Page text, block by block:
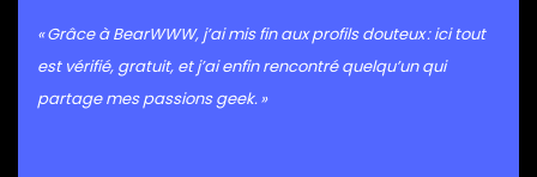
« Grâce à BearWWW, j’ai mis fin aux profils douteux : ici tout
est vérifié, gratuit, et j’ai enfin rencontré quelqu’un qui
partage mes passions geek. »